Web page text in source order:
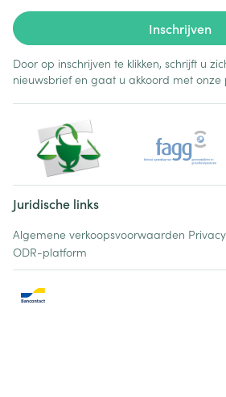
Inschrijven
Door op inschrijven te klikken, schrijft u
nieuwsbrief en gaat u akkoord met onze
Juridische links
Algemene verkoopsvoorwaarden
ODR-platform